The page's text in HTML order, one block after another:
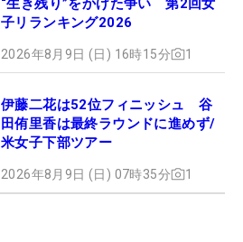
“生き残り”をかけた争い 第2回女
子リランキング2026
2026年8月9日 (日) 16時15分 1
伊藤二花は52位フィニッシュ 谷
田侑里香は最終ラウンドに進めず/
米女子下部ツアー
2026年8月9日 (日) 07時35分 1